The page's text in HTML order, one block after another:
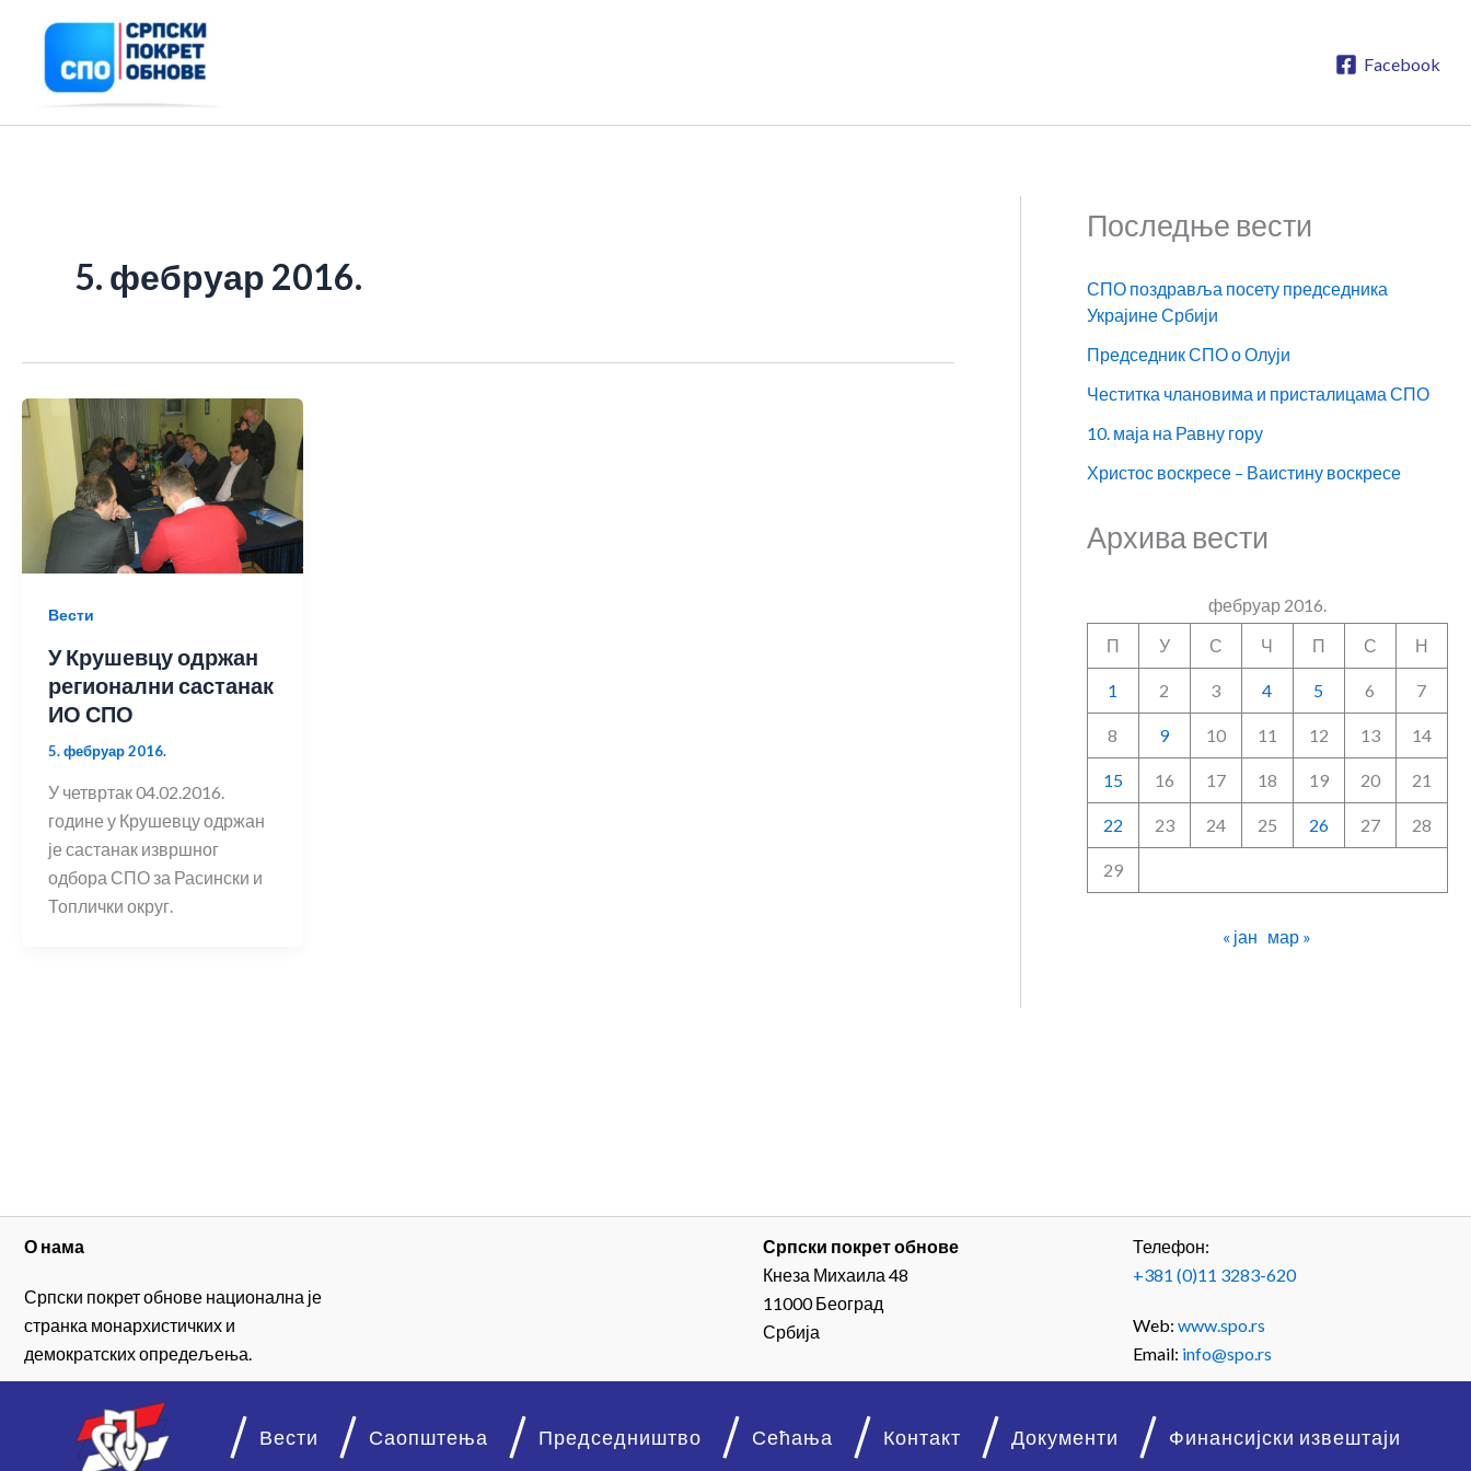
садржај
Facebook
Вести Саопштења Председништво Сећања Контакт Документи Финансијски извештаји
5. фебруар 2016.
Вести
У Крушевцу одржан
регионални састанак
ИО СПО
5. фебруар 2016.
У четвртак 04.02.2016.
године у Крушевцу одржан
је састанак извршног
одбора СПО за Расински и
Топлички округ.
Последње вести
СПО поздравља посету председника
Украјине Србији
Председник СПО о Олуји
Честитка члановима и присталицама СПО
10. маја на Равну гору
Христос воскресе – Ваистину воскресе
Архива вести
фебруар 2016.
П
У С Ч П С Н
1 2 3 4 5 6 7
8 9 10 11 12 13 14
15 16 17 18 19 20 21
22 23 24 25 26 27 28
29
« јан мар »
О нама
Српски покрет обнове национална је
странка монархистичких и
демократских опредељења.
Српски покрет обнове
Кнеза Михаила 48
11000 Београд
Србија
Телефон:
+381 (0)11 3283-620
Web: www.spo.rs
Email: info@spo.rs
© 2026. Српски покрет обнове